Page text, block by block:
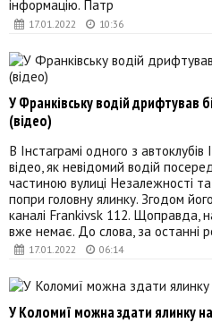
17.01.2022 10:36
інформацію. Патр
17.01.2022 06:14
У Франківську водій дрифтував
(відео)
В Інстаграмі одного з
відео, як невідомий водій
частиною вулиці Незалежності
попри головну ялинку. Згодом
каналі Frankivsk 112. Щоправда,
вже немає. До слова, за останні
У Коломиї можна здати ялинку